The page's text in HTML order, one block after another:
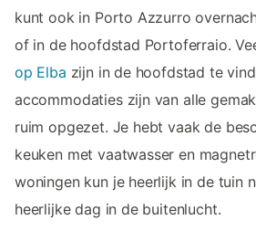
kunt ook in Porto Azzurro
of in de hoofdstad Portoferraio.
op Elba zijn in de hoofdstad te
accommodaties zijn van alle
ruim opgezet. Je hebt vaak de
keuken met vaatwasser en
woningen kun je heerlijk in de tuin
heerlijke dag in de buitenlucht.